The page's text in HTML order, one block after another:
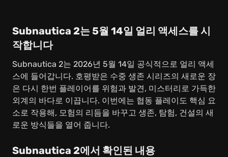
Subnautica 2는 5월 14일 얼리 액세스를 시
작합니다
Subnautica 2는 2026년 5월 14일 공식적으로 얼리 액세
스에 들어갑니다. 호평받은 수중 생존 시리즈의 새로운 장
은 다시 한번 플레이어를 위험과 발견, 미스터리로 가득한
외계의 바다로 이끕니다. 이번에는 협동 플레이도 핵심 요
소로 작용해, 모험의 리듬을 바꾸고 생존, 탐험, 건설의 새
로운 방식들을 열어 줍니다.
Subnautica 2에서 확인된 내용